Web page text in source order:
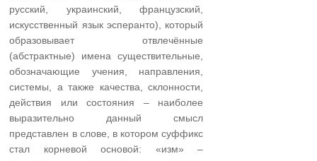
русский, украинский, французский,
искусственный язык эсперанто), который
образовывает отвлечённые
(абстрактные) имена существительные,
обозначающие учения, направления,
системы, а также качества, склонности,
действия или состояния – наиболее
выразительно данный смысл
представлен в слове, в котором суффикс
стал корневой основой: «изм» –